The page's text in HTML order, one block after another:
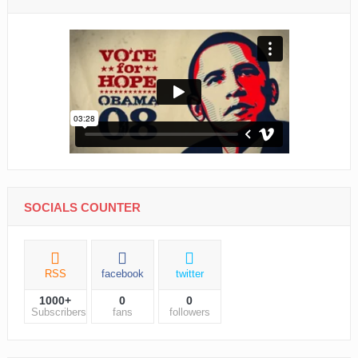
SOCIALS COUNTER
RSS
1000+
Subscribers
facebook
0
fans
twitter
0
followers